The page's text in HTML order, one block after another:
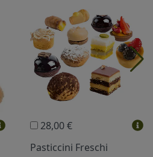
Lussoni®
28,00 €
Pasticcini Freschi